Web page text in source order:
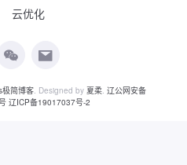
云优化
简博客. Designed by 夏柔. 辽公网安备
辽ICP备19017037号-2